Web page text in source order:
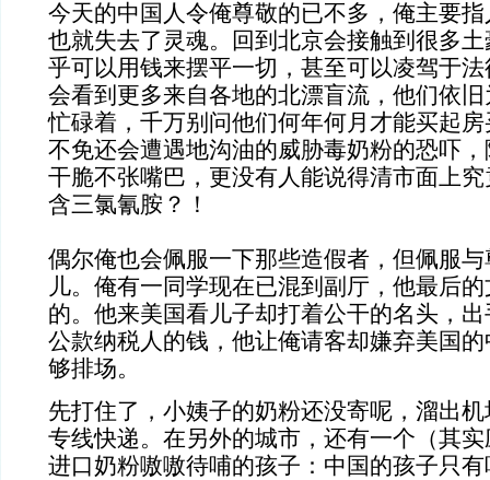
今天的中国人令俺尊敬的已不多，俺主要
也就失去了灵魂。回到北京会接触到很多
乎可以用钱来摆平一切，甚至可以凌驾于
会看到更多来自各地的北漂盲流，他们依
忙碌着，千万别问他们何年何月才能买起
不免还会遭遇地沟油的威胁毒奶粉的恐吓
干脆不张嘴巴，更没有人能说得清市面上
含三氯氰胺？！
偶尔俺也会佩服一下那些造假者，但佩服
儿。俺有一同学现在已混到副厅，他最后
的。他来美国看儿子却打着公干的名头，
公款纳税人的钱，他让俺请客却嫌弃美国
够排场。
先打住了，小姨子的奶粉还没寄呢，溜出
专线快递。在另外的城市，还有一个（其
进口奶粉嗷嗷待哺的孩子：中国的孩子只